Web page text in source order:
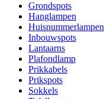
Grondspots
Hanglampen
Huisnummerlampen
Inbouwspots
Lantaarns
Plafondlamp
Prikkabels
Prikspots
Sokkels